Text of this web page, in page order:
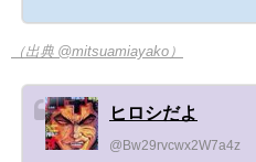
（出典 @mitsuamiayako）
ヒロシだよ
@Bw29rvcwx2W7a4z